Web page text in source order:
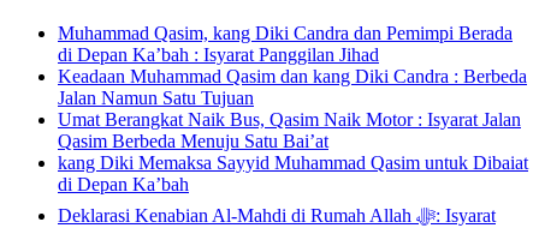
Muhammad Qasim, kang Diki Candra dan Pemimpi Berada
di Depan Ka’bah : Isyarat Panggilan Jihad
Keadaan Muhammad Qasim dan kang Diki Candra : Berbeda
Jalan Namun Satu Tujuan
Umat Berangkat Naik Bus, Qasim Naik Motor : Isyarat Jalan
Qasim Berbeda Menuju Satu Bai’at
kang Diki Memaksa Sayyid Muhammad Qasim untuk Dibaiat
di Depan Ka’bah
Deklarasi Kenabian Al-Mahdi di Rumah Allah ﷻ: Isyarat